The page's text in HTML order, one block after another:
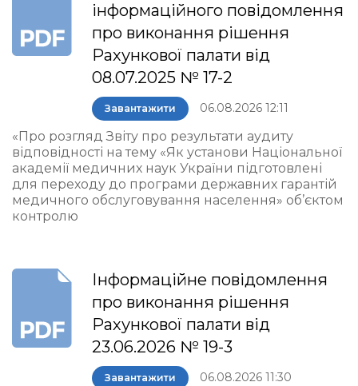
інформаційного повідомлення
про виконання рішення
Рахункової палати від
08.07.2025 № 17-2
Завантажити 06.08.2026 12:11
«Про розгляд Звіту про результати аудиту
відповідності на тему «Як установи Національної
академії медичних наук України підготовлені
для переходу до програми державних гарантій
медичного обслуговування населення» об’єктом
контролю
Інформаційне повідомлення
про виконання рішення
Рахункової палати від
23.06.2026 № 19-3
Завантажити 06.08.2026 11:30